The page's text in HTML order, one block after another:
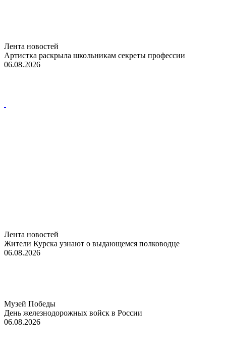
Лента новостей
Артистка раскрыла школьникам секреты профессии
06.08.2026
Лента новостей
Жители Курска узнают о выдающемся полководце
06.08.2026
Музей Победы
День железнодорожных войск в России
06.08.2026